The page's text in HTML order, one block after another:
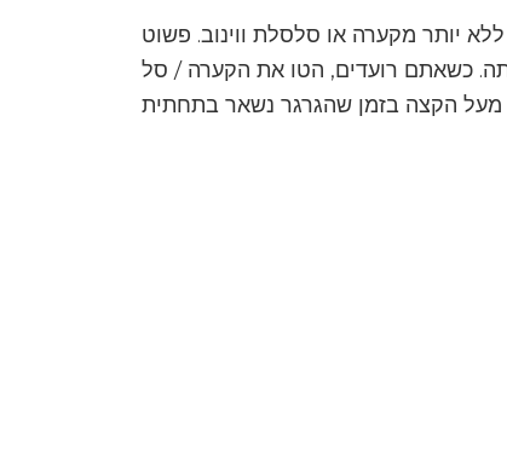
יותר מקערה או סלסלת ווינוב. פשוט
כשאתם רועדים, הטו את הקערה / סל